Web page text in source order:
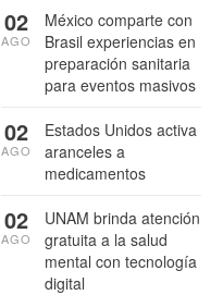
México comparte con
Brasil experiencias en
preparación sanitaria
para eventos masivos
02
AGO
Estados Unidos activa
aranceles a
medicamentos
02
AGO
UNAM brinda atención
gratuita a la salud
mental con tecnología
digital
02
AGO